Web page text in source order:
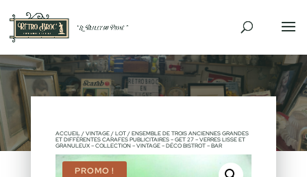
ACCUEIL/ VINTAGE/ LOT / ENSEMBLE DE TROIS ANCIENNES GRANDES
ET DIFFÉRENTES CARAFES PUBLICITAIRES – GET 27 – VERRES LISSE ET
GRANULEUX – COLLECTION – VINTAGE – DÉCO BISTROT – BAR
PROMO !